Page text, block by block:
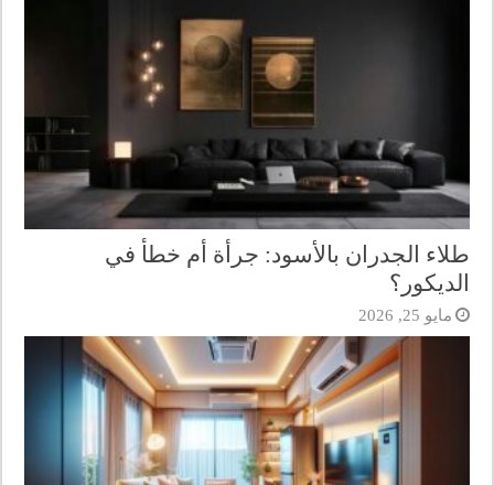
طلاء الجدران بالأسود: جرأة أم خطأ في
الديكور؟
مايو 25, 2026